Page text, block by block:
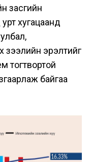
засгийн
хугацаанд
зээлийн эрэлтийг
тогтвортой
байгаа